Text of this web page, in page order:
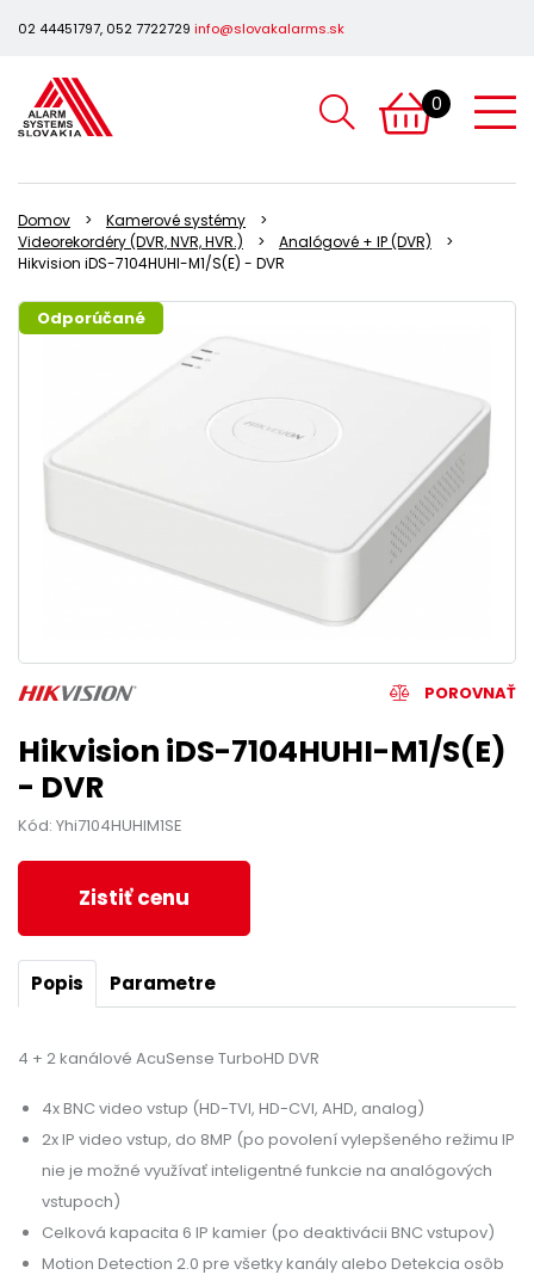
02 44451797, 052 7722729 info@slovakalarms.sk
0
Domov
Kamerové systémy
Videorekordéry (DVR, NVR, HVR.)
Analógové + IP (DVR)
Hikvision iDS-7104HUHI-M1/S(E) - DVR
Odporúčané
POROVNAŤ
Hikvision iDS-7104HUHI-M1/S(E)
- DVR
Kód: Yhi7104HUHIM1SE
Zistiť cenu
Popis Parametre
4 + 2 kanálové AcuSense TurboHD DVR
4x BNC video vstup (HD-TVI, HD-CVI, AHD, analog)
2x IP video vstup, do 8MP (po povolení vylepšeného režimu IP
nie je možné využívať inteligentné funkcie na analógových
vstupoch)
Celková kapacita 6 IP kamier (po deaktivácii BNC vstupov)
Motion Detection 2.0 pre všetky kanály alebo Detekcia osôb